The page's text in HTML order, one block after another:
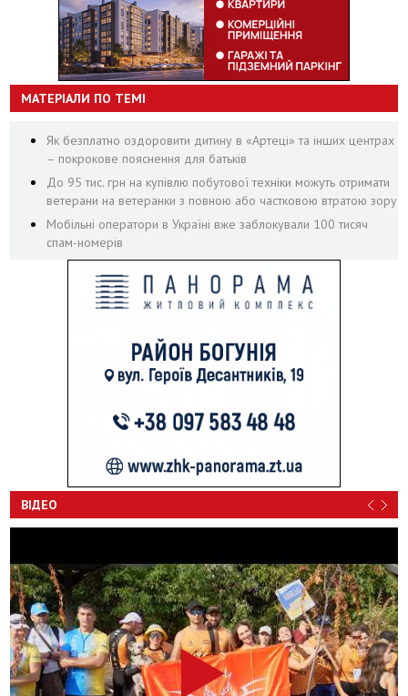
МАТЕРІАЛИ ПО ТЕМІ
Як безплатно оздоровити дитину в «Артеці» та інших центрах
– покрокове пояснення для батьків
До 95 тис. грн на купівлю побутової техніки можуть отримати
ветерани на ветеранки з повною або частковою втратою зору
Мобільні оператори в Україні вже заблокували 100 тисяч
спам-номерів
ВІДЕО